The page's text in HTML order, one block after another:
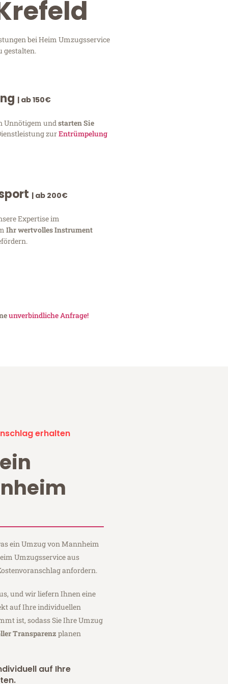
bei Heim Umzugsservice
gestalten.
| ab 150€
Unnötigem undstarten Sie
zurEntrümpelung
| ab 200€
Expertise im
Ihr wertvolles Instrument
unverbindliche Anfrage!
erhalten
ein Umzug von Mannheim
Umzugsservice aus
anfordern.
und wir liefern Ihnen eine
auf Ihre individuellen
ist, sodass Sie Ihre Umzug
Transparenz planen
auf Ihre